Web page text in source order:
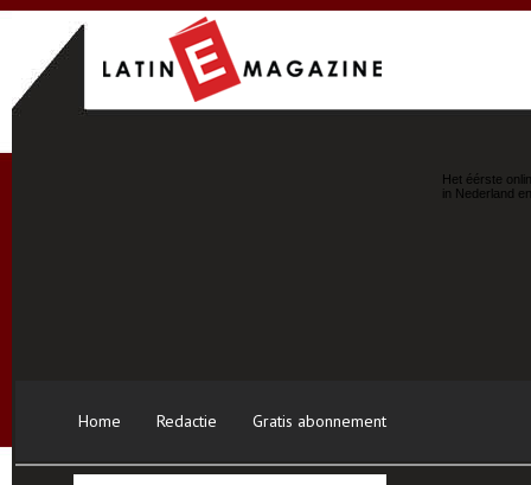
Het éérste
in Nederland
Home Redactie Gratis abonnement